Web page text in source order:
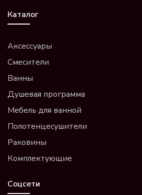
Каталог
Аксессуары
Смесители
Ванны
Душевая программа
Мебель для ванной
Полотенцесушители
Раковины
Комплектующие
Соцсети